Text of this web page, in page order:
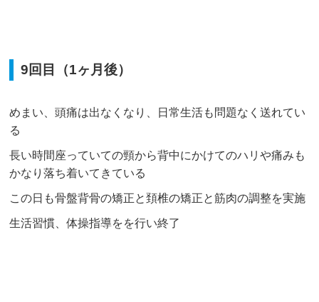
9回目（1ヶ月後）
めまい、頭痛は出なくなり、日常生活も問題なく送れてい
る
長い時間座っていての頸から背中にかけてのハリや痛みも
かなり落ち着いてきている
この日も骨盤背骨の矯正と頚椎の矯正と筋肉の調整を実施
生活習慣、体操指導をを行い終了